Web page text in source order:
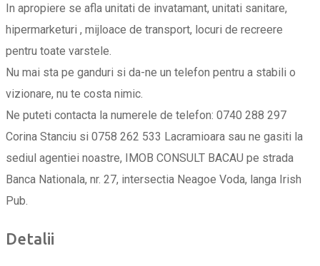
In apropiere se afla unitati de invatamant, unitati sanitare,
hipermarketuri , mijloace de transport, locuri de recreere
pentru toate varstele.
Nu mai sta pe ganduri si da-ne un telefon pentru a stabili o
vizionare, nu te costa nimic.
Ne puteti contacta la numerele de telefon: 0740 288 297
Corina Stanciu si 0758 262 533 Lacramioara sau ne gasiti la
sediul agentiei noastre, IMOB CONSULT BACAU pe strada
Banca Nationala, nr. 27, intersectia Neagoe Voda, langa Irish
Pub.
Detalii